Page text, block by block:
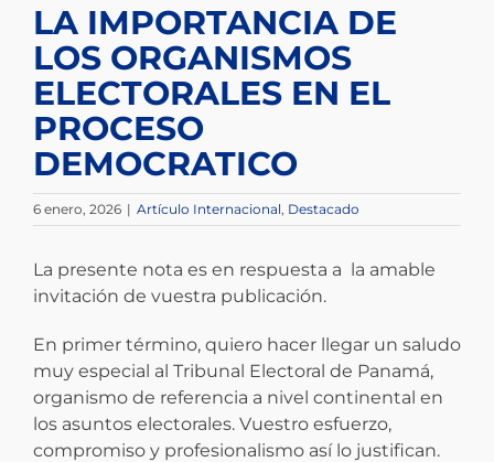
LA IMPORTANCIA DE
LOS ORGANISMOS
ELECTORALES EN EL
PROCESO
DEMOCRATICO
6 enero, 2026 | Artículo Internacional Destacado
La presente nota es en respuesta a la amable
invitación de vuestra publicación.
En primer término, quiero hacer llegar un saludo
muy especial al Tribunal Electoral de Panamá,
organismo de referencia a nivel continental en
los asuntos electorales. Vuestro esfuerzo,
compromiso y profesionalismo así lo justifican.